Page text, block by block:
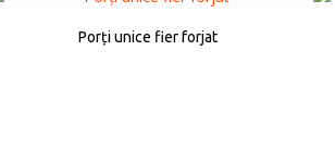
Porți unice fier forjat